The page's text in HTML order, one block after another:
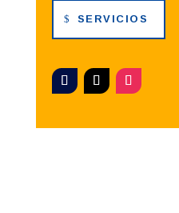
SERVICIOS